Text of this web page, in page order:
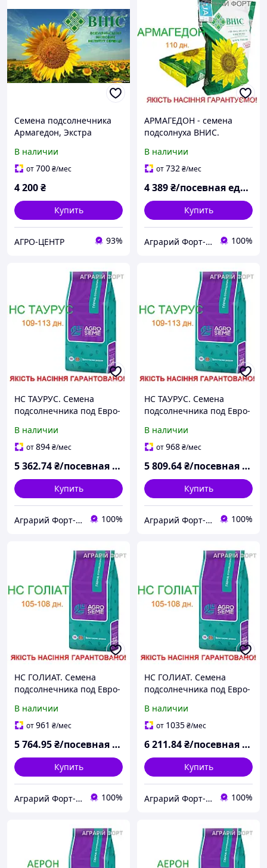
Семена подсолнечника
Армагедон, Экстра
В наличии
от700₴/мес
4 200₴
Купить
АГРО-ЦЕНТР 93%
АРМАГЕДОН - семена
подсолнуха ВНИС.
подсолнечник под Евро-
Лайнинг Экстра
В наличии
от732₴/мес
4 389₴/посевная единица
Купить
Аграрий Форт- СЗР, семена, удобрения - все для Агрария 100%
НС ТАУРУС. Семена
подсолнечника под Евро-
Экстра
В наличии
от894₴/мес
5 362.74₴/посевная единица
Купить
Аграрий Форт- СЗР, семена, удобрения - все для Агрария 100%
НС ТАУРУС. Семена
подсолнечника под Евро-
Экстра Плюс
В наличии
от968₴/мес
5 809.64₴/посевная единица
Купить
Аграрий Форт- СЗР, семена, удобрения - все для Агрария 100%
НС ГОЛИАТ. Семена
подсолнечника под Евро-
Экстра
В наличии
от961 ₴/мес
5 764.95₴/посевная единица
Купить
Аграрий Форт- СЗР, семена, удобрения - все для Агрария 100%
НС ГОЛИАТ. Семена
подсолнечника под Евро-
Экстра Плюс
В наличии
от 1035₴/мес
6 211.84₴/посевная единица
Купить
Аграрий Форт- СЗР, семена, удобрения - все для Агрария 100%